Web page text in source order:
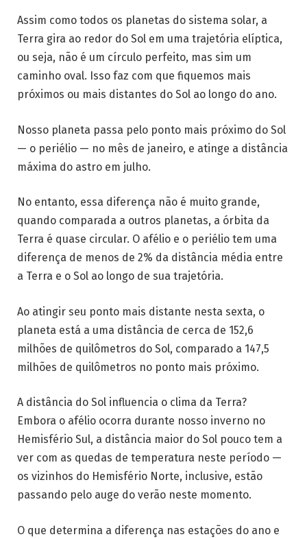
Assim como todos os planetas do sistema solar, a
Terra gira ao redor do Sol em uma trajetória elíptica,
ou seja, não é um círculo perfeito, mas sim um
caminho oval. Isso faz com que fiquemos mais
próximos ou mais distantes do Sol ao longo do ano.
Nosso planeta passa pelo ponto mais próximo do Sol
— o periélio — no mês de janeiro, e atinge a distância
máxima do astro em julho.
No entanto, essa diferença não é muito grande,
quando comparada a outros planetas, a órbita da
Terra é quase circular. O afélio e o periélio tem uma
diferença de menos de 2% da distância média entre
a Terra e o Sol ao longo de sua trajetória.
Ao atingir seu ponto mais distante nesta sexta, o
planeta está a uma distância de cerca de 152,6
milhões de quilômetros do Sol, comparado a 147,5
milhões de quilômetros no ponto mais próximo.
A distância do Sol influencia o clima da Terra?
Embora o afélio ocorra durante nosso inverno no
Hemisfério Sul, a distância maior do Sol pouco tem a
ver com as quedas de temperatura neste período —
os vizinhos do Hemisfério Norte, inclusive, estão
passando pelo auge do verão neste momento.
O que determina a diferença nas estações do ano e